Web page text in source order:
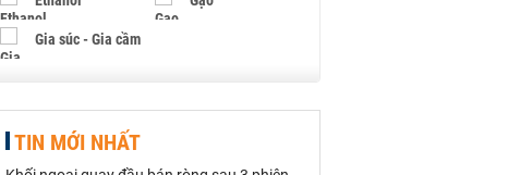
Gia súc - Gia cầm
Hạt điều
TIN MỚI NHẤT